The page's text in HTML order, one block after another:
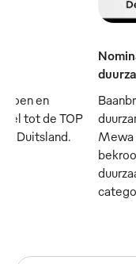
en
tot de TOP
in Duitsland.
Mewa